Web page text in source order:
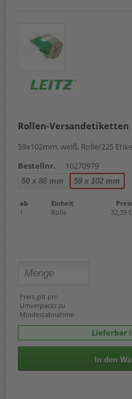
Rollen-Versandetiketten
59x102mm, weiß, Rolle/225
Bestellnr.
10270979
50 x 88 mm 59 x 102 mm
ab Einheit
Preis
1
Rolle 32,39 €
Preis gilt pro
Umverpackt zu
Mindestabnahme
Lieferbar
In den